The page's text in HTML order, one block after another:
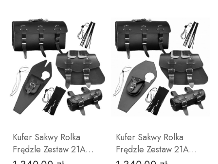
DO KOSZYKA DO KOSZYKA
Kufer Sakwy Rolka
Frędzle Zestaw 21A
Kufer Sakwy Rolka
Frędzle Zestaw 21A